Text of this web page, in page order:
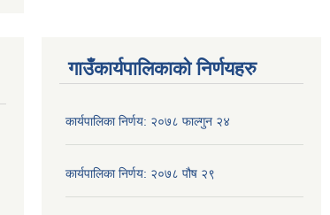
गाउँकार्यपालिकाको निर्णयहरु
कार्यपालिका निर्णय: २०७८ फाल्गुन २४
कार्यपालिका निर्णय: २०७८ पौष २९